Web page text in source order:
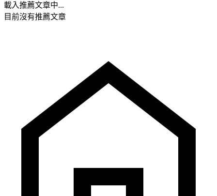
載入推薦文章中...
目前沒有推薦文章